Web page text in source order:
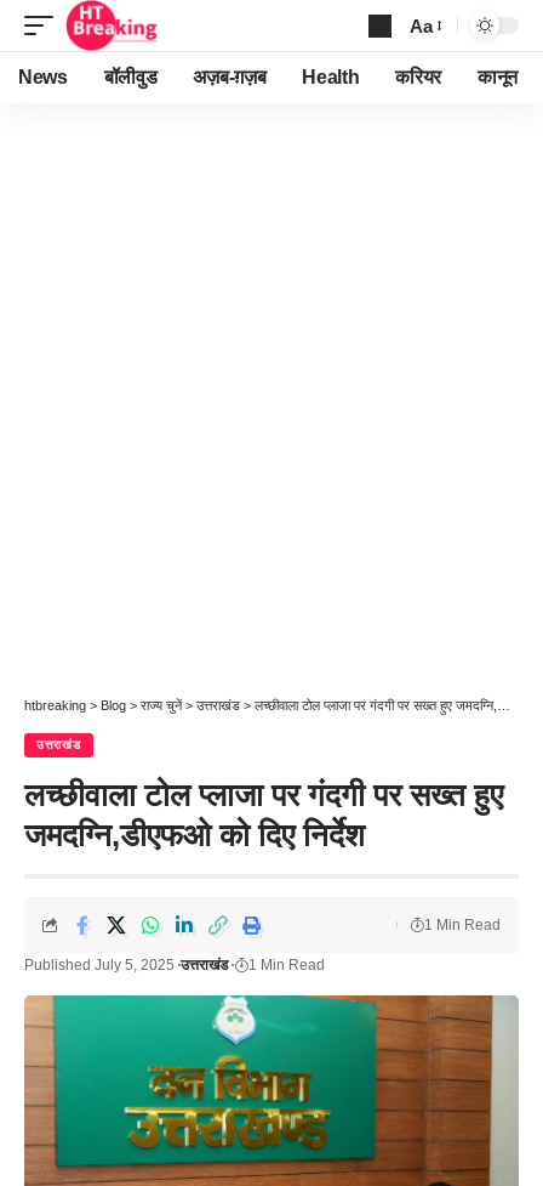
Font
Resizer
Aa
News बॉलीवुड अज़ब-ग़ज़ब Health करियर कानून
htbreaking > Blog > राज्य चुनें > उत्तराखंड > लच्छीवाला टोल प्लाजा पर गंदगी पर सख्त हुए जमदग्नि,डीएफओ को दिए निर्देश
उत्तराखंड
लच्छीवाला टोल प्लाजा पर गंदगी पर सख्त हुए
जमदग्नि,डीएफओ को दिए निर्देश
Published July 5, 2025 उत्तराखंड 1 Min Read
1 Min Read